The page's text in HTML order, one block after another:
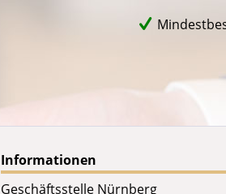
Informationen
Geschäftsstelle Nürnberg